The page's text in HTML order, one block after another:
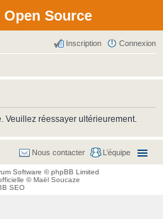
Open Source
Connexion
Inscription
Veuillez réessayer ultérieurement.
L’équipe
Nous contacter
Software © phpBB Limited
©Maël Soucaze
SEO